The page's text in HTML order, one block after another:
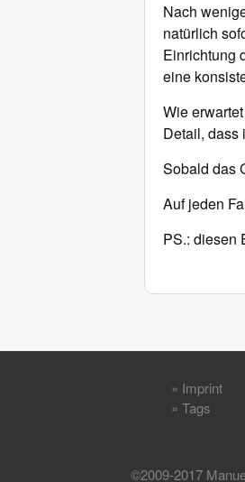
Nach
natürlich
Einrichtung
eine
Wie
Detail, dass
Sobald das
Auf jeden
PS.: diesen
» Imprint
» Tags
©2009-2017